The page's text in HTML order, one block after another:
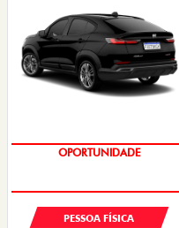
OPORTUNIDADE
PESSOA FÍSICA